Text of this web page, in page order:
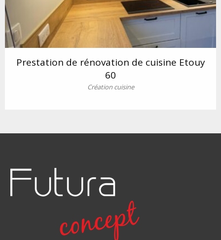
Prestation de rénovation de cuisine Etouy
60
Création cuisine